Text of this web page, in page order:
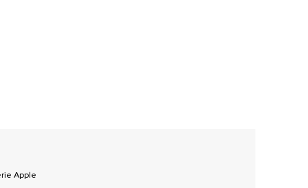
Apple